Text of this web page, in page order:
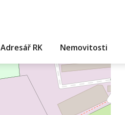
Adresář RK Nemovitosti